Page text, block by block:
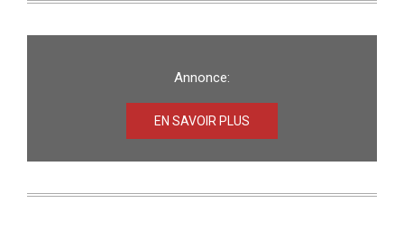
Annonce:
EN SAVOIR PLUS